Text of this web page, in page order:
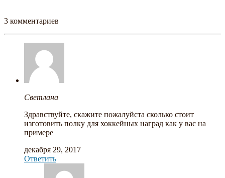
3 комментариев
Светлана
Здравствуйте, скажите пожалуйста сколько стоит
изготовить полку для хоккейных наград как у вас на
примере
декабря 29, 2017
Ответить